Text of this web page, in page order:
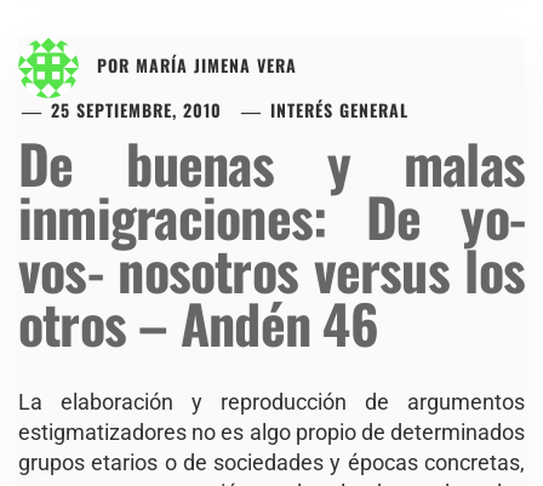
POR MARÍA JIMENA VERA
25 SEPTIEMBRE, 2010
INTERÉS GENERAL
De buenas y malas
inmigraciones: De yo-
vos- nosotros versus los
otros – Andén 46
La elaboración y reproducción de argumentos
estigmatizadores no es algo propio de determinados
grupos etarios o de sociedades y épocas concretas,